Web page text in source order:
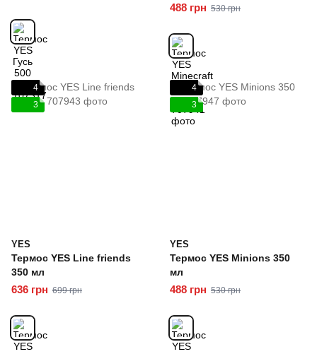
488 грн 530 грн
4
3
YES
Термос YES Line friends
350 мл
636 грн 699 грн
4
3
YES
Термос YES Minions 350
мл
488 грн 530 грн